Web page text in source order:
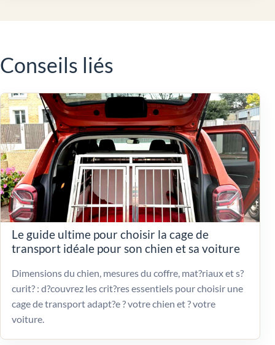
Conseils liés
Le guide ultime pour choisir la cage de
transport idéale pour son chien et sa voiture
Dimensions du chien, mesures du coffre, mat?riaux et s?
curit? : d?couvrez les crit?res essentiels pour choisir une
cage de transport adapt?e ? votre chien et ? votre
voiture.